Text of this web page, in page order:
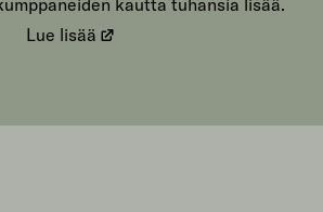
kautta tuhansia lisää.
Lue lisää